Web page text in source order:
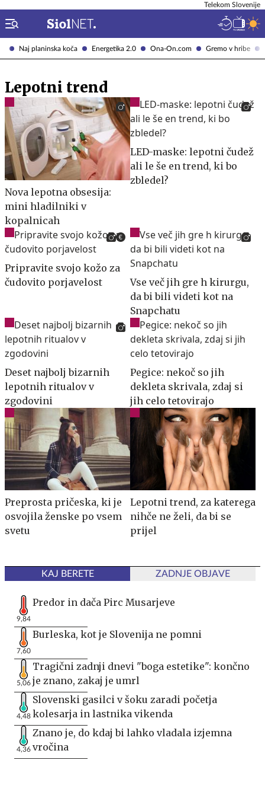
Naj planinska koča Energetika 2.0 Ona-On.com Gremo v hribe
Telekom Slovenije
Lepotni trend
Nova lepotna obsesija:
mini hladilniki v
kopalnicah
LED-maske: lepotni čudež
ali le še en trend, ki bo
zbledel?
Pripravite svojo kožo za
čudovito porjavelost
Vse več jih gre h kirurgu,
da bi bili videti kot na
Snapchatu
Deset najbolj bizarnih
lepotnih ritualov v
zgodovini
Pegice: nekoč so jih
dekleta skrivala, zdaj si
jih celo tetovirajo
Preprosta pričeska, ki je
osvojila ženske po vsem
svetu
Lepotni trend, za katerega
nihče ne želi, da bi se
prijel
KAJ BERETE ZADNJE OBJAVE
9,84
Predor in dača Pirc Musarjeve
7,60
Burleska, kot je Slovenija ne pomni
5,06
Tragični zadnji dnevi "boga estetike": končno
je znano, zakaj je umrl
4,48
Slovenski gasilci v šoku zaradi početja
kolesarja in lastnika vikenda
4,36
Znano je, do kdaj bi lahko vladala izjemna
vročina